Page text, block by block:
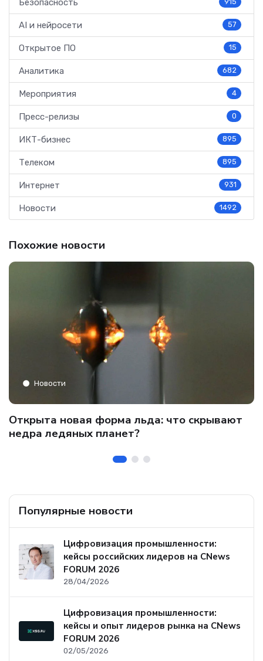
Безопасность
AI и нейросети 57
Открытое ПО 15
Аналитика 682
Мероприятия 4
Пресс-релизы 0
ИКТ-бизнес 895
Телеком 895
Интернет 931
Новости 1492
Похожие новости
Новости
Открыта новая форма льда: что скрывают
недра ледяных планет?
Популярные новости
Цифровизация промышленности:
кейсы российских лидеров на CNews
FORUM 2026
28/04/2026
Цифровизация промышленности:
кейсы и опыт лидеров рынка на CNews
FORUM 2026
02/05/2026